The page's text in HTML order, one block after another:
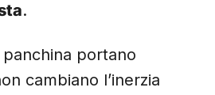
.
portano
cambiano l’inerzia